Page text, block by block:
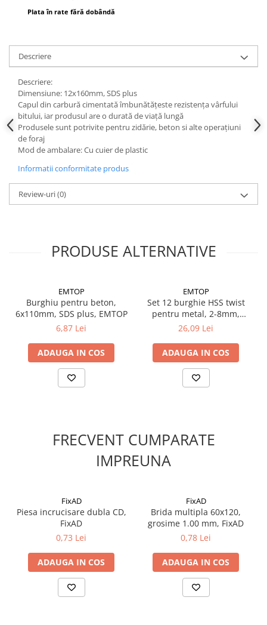
Instrumente de masurat si trasat
Rulete
Suruburi, cuie, dibluri si alte
elemente de fixare
Dibluri
Dibluri cu surub
Dibluri cui percutie
Dibluri cu carlig
Dibluri pentru gips-carton
Dibluri pentru lemn
Suruburi autoforante
Suruburi pentru tabla
Ancore mecanice
Cuie constructii
Finisaje si amenajari interioare
Accesorii gips carton
Adezivi montaj
Spuma
Accesorii parchet
Plinta si accesorii
Plata în rate fără dobândă
Descriere
Descriere:
Dimensiune: 12x160mm, SDS plus
Capul din carbură cimentată îmbunătățeste rezistența vârfului
bitului, iar produsul are o durată de viață lungă
Produsele sunt potrivite pentru zidărie, beton si alte operațiuni
de foraj
Mod de ambalare: Cu cuier de plastic
Informatii conformitate produs
Review-uri(0)
PRODUSE ALTERNATIVE
EMTOP
Burghiu pentru beton,
6x110mm, SDS plus, EMTOP
6,87 Lei
ADAUGA IN COS
EMTOP
Set 12 burghie HSS twist
pentru metal, 2-8mm,
EMTOP
26,09 Lei
ADAUGA IN COS
FRECVENT CUMPARATE
IMPREUNA
FixAD
Piesa incrucisare dubla CD,
FixAD
0,73 Lei
ADAUGA IN COS
FixAD
Brida multipla 60x120,
grosime 1.00 mm, FixAD
0,78 Lei
ADAUGA IN COS